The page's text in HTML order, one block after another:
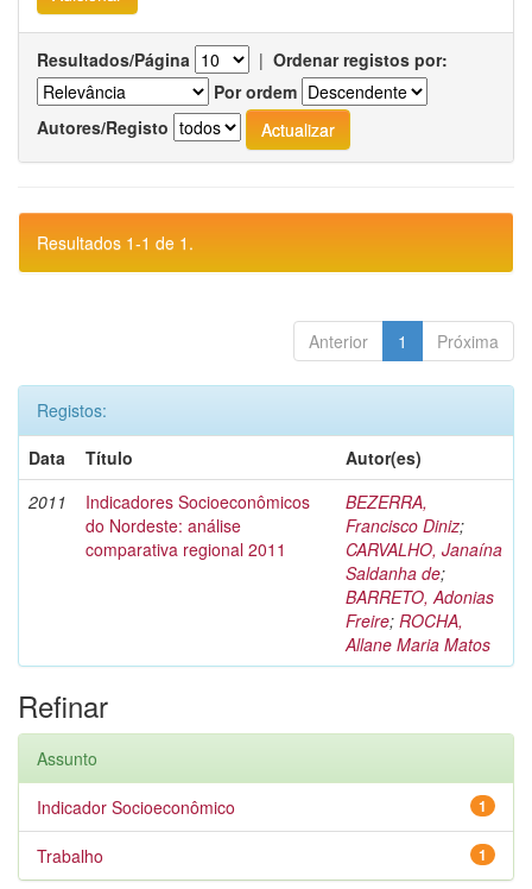
Resultados/Página | Ordenar registos por:
Por ordem
Autores/Registo
Resultados 1-1 de 1.
Anterior 1 Próxima
Registos:
Data
Título
Autor(es)
2011
Indicadores Socioeconômicos
do Nordeste: análise
comparativa regional 2011
BEZERRA,
Francisco Diniz;
CARVALHO, Janaína
Saldanha de;
BARRETO, Adonias
Freire; ROCHA,
Allane Maria Matos
Refinar
Assunto
1
Indicador Socioeconômico
1
Trabalho